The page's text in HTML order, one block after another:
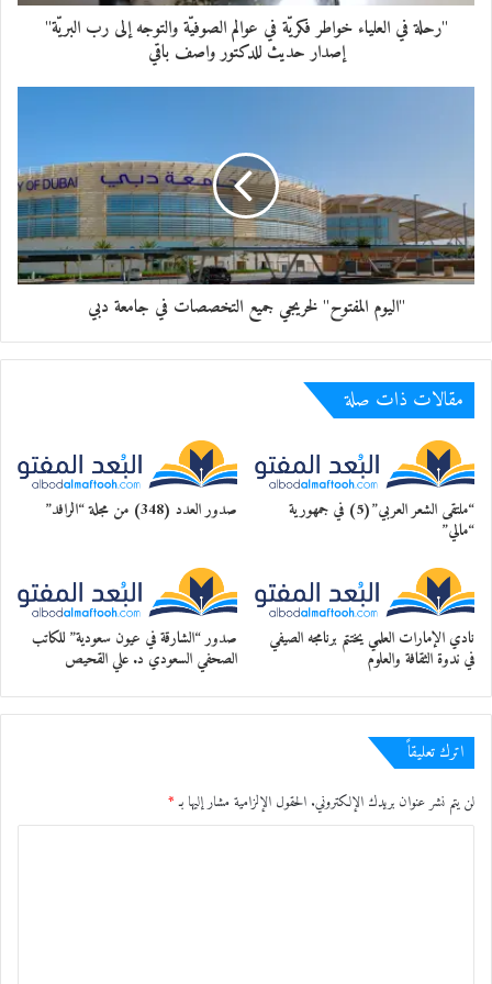
"رحلة في العلياء خواطر فكريّة في عوالم الصوفيّة والتوجه إلى رب البريّة"
إصدار حديث للدكتور واصف باقي
"اليوم المفتوح" لخريجي جميع التخصصات في جامعة دبي
مقالات ذات صلة
“ملتقى الشعر العربي”(5) في جمهورية
“مالي”
صدور العدد (348) من مجلة “الرافد”
نادي الإمارات العلمي يختتم برنامجه الصيفي
في ندوة الثقافة والعلوم
صدور “الشارقة في عيون سعودية” للكاتب
الصحفي السعودي د. علي القحيص
اترك تعليقاً
لن يتم نشر عنوان بريدك الإلكتروني. الحقول الإلزامية مشار إليها بـ*